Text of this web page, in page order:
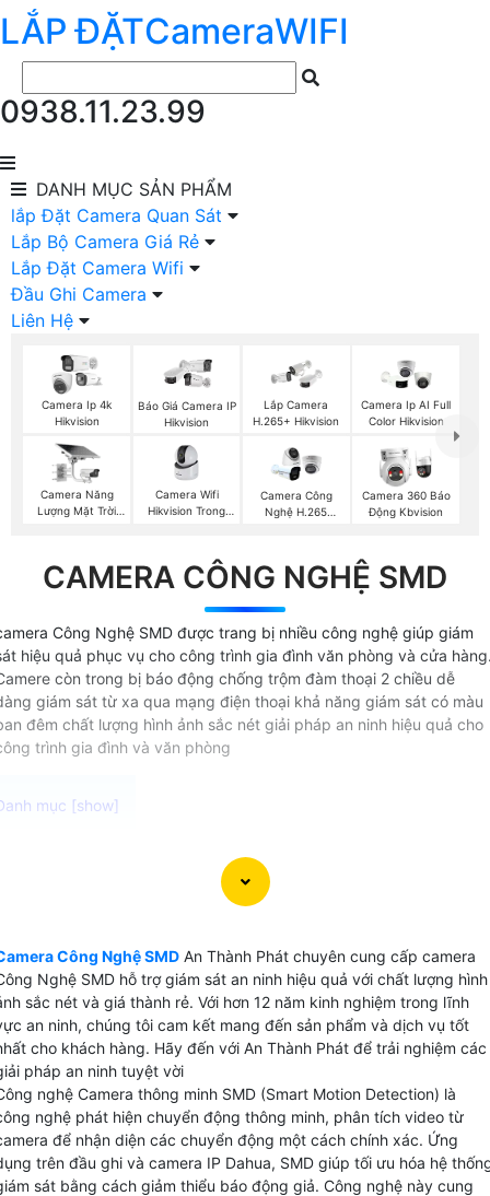
LẮP ĐẶTCameraWIFI
0938.11.23.99
DANH MỤC SẢN PHẨM
lắp Đặt Camera Quan Sát
Lắp Bộ Camera Giá Rẻ
Lắp Đặt Camera Wifi
Đầu Ghi Camera
Liên Hệ
Camera Ip 4k
Hikvision
Báo Giá Camera IP
Hikvision
Lắp Camera
H.265+ Hikvision
Camera Ip AI Full
Color Hikvision
Camera Năng
Lượng Mặt Trời
Camera Wifi
Hikvision Trong
Camera Công
Nghệ H.265
Camera 360 Báo
Động Kbvision
CAMERA CÔNG NGHỆ SMD
Công Nghệ SMD được trang bị nhiều công nghệ giúp giám
hiệu quả phục vụ cho công trình gia đình văn phòng và cửa
còn trong bị báo động chống trộm đàm thoại 2 chiều dễ
giám sát từ xa qua mạng điện thoại khả năng giám sát có màu
đêm chất lượng hình ảnh sắc nét giải pháp an ninh hiệu quả cho
trình gia đình và văn phòng
Công Nghệ SMD cung cấp giải pháp giám sát an
và kiểm soát các hoạt động một cách dễ dàng với độ
máy tính. Dưới đây là một số lựa chọn camera Công
SMD phù hợp mà An Thành Phát muốn đem đến cho
Công Nghệ SMD An Thành Phát chuyên cung cấp camera
Nghệ SMD hỗ trợ giám sát an ninh hiệu quả với chất lượng hình
sắc nét và giá thành rẻ. Với hơn 12 năm kinh nghiệm trong lĩnh
an ninh, chúng tôi cam kết mang đến sản phẩm và dịch vụ tốt
cho khách hàng. Hãy đến với An Thành Phát để trải nghiệm các
pháp an ninh tuyệt vời
nghệ Camera thông minh SMD (Smart Motion Detection) là
nghệ phát hiện chuyển động thông minh, phân tích video từ
để nhận diện các chuyển động một cách chính xác. Ứng
trên đầu ghi và camera IP Dahua, SMD giúp tối ưu hóa hệ
sát bằng cách giảm thiểu báo động giả. Công nghệ này cung